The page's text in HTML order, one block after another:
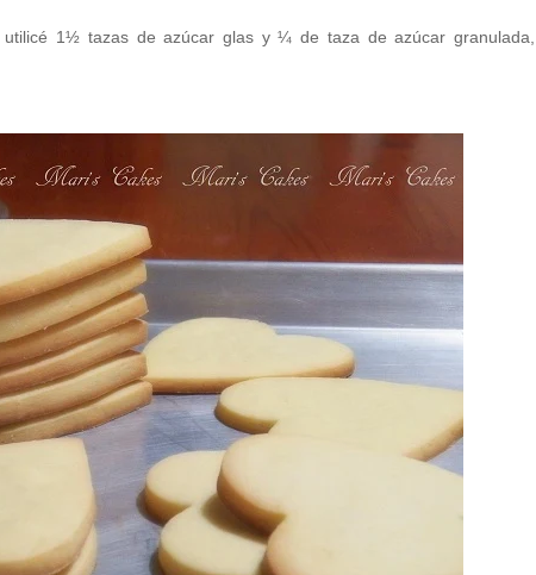
utilicé 1½ tazas de azúcar glas y ¼ de taza de azúcar granulada,